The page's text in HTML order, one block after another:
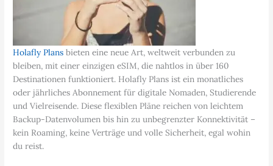
Holafly Plans bieten eine neue Art, weltweit verbunden zu
bleiben, mit einer einzigen eSIM, die nahtlos in über 160
Destinationen funktioniert. Holafly Plans ist ein monatliches
oder jährliches Abonnement für digitale Nomaden, Studierende
und Vielreisende. Diese flexiblen Pläne reichen von leichtem
Backup-Datenvolumen bis hin zu unbegrenzter Konnektivität –
kein Roaming, keine Verträge und volle Sicherheit, egal wohin
du reist.